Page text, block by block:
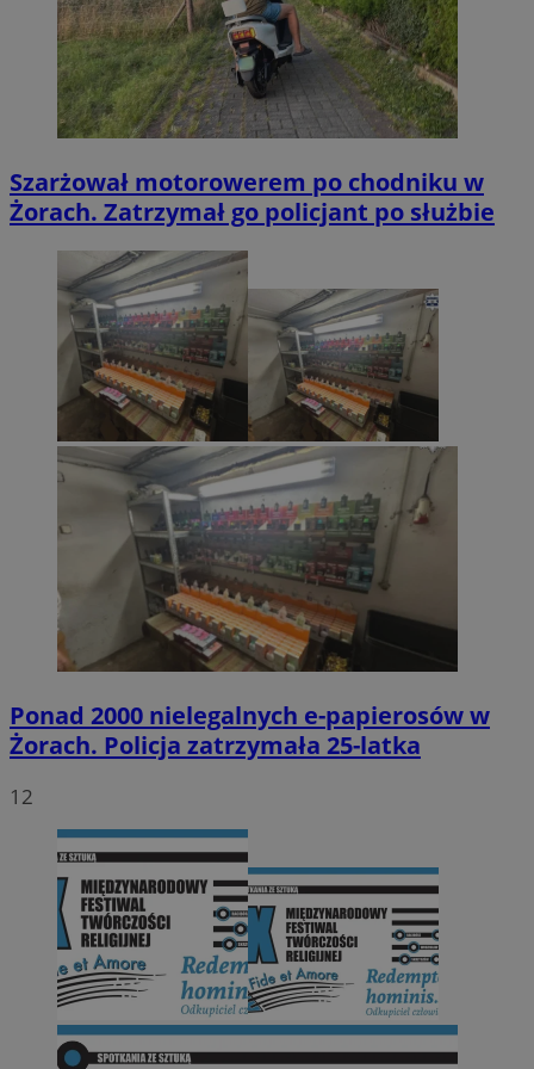
Szarżował motorowerem po chodniku w
Żorach. Zatrzymał go policjant po służbie
Ponad 2000 nielegalnych e-papierosów w
Żorach. Policja zatrzymała 25-latka
12